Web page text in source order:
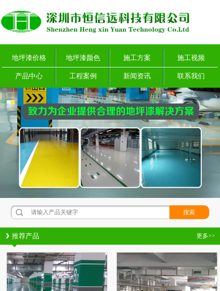
地坪漆价格 地坪漆颜色 施工方案 施工视频
产品中心 工程案例 新闻资讯 联系我们
更多>>
推荐产品